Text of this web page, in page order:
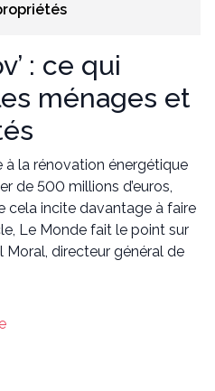
: ce qui
ménages et
à la rénovation énergétique
de 500 millions d’euros,
cela incite davantage à faire
Le Monde fait le point sur
directeur général de